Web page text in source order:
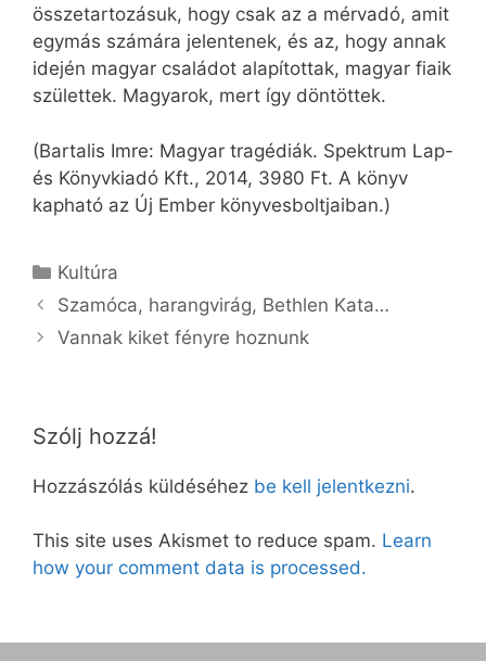
összetartozásuk, hogy csak az a mérvadó, amit
egymás számára jelentenek, és az, hogy annak
idején magyar családot alapítottak, magyar fiaik
születtek. Magyarok, mert így döntöttek.
(Bartalis Imre: Magyar tragédiák. Spektrum Lap-
és Könyvkiadó Kft., 2014, 3980 Ft. A könyv
kapható az Új Ember könyvesboltjaiban.)
Kategória
Kultúra
Szamóca, harangvirág, Bethlen Kata…
Vannak kiket fényre hoznunk
Szólj hozzá!
Hozzászólás küldéséhez be kell jelentkezni.
This site uses Akismet to reduce spam. Learn
how your comment data is processed.